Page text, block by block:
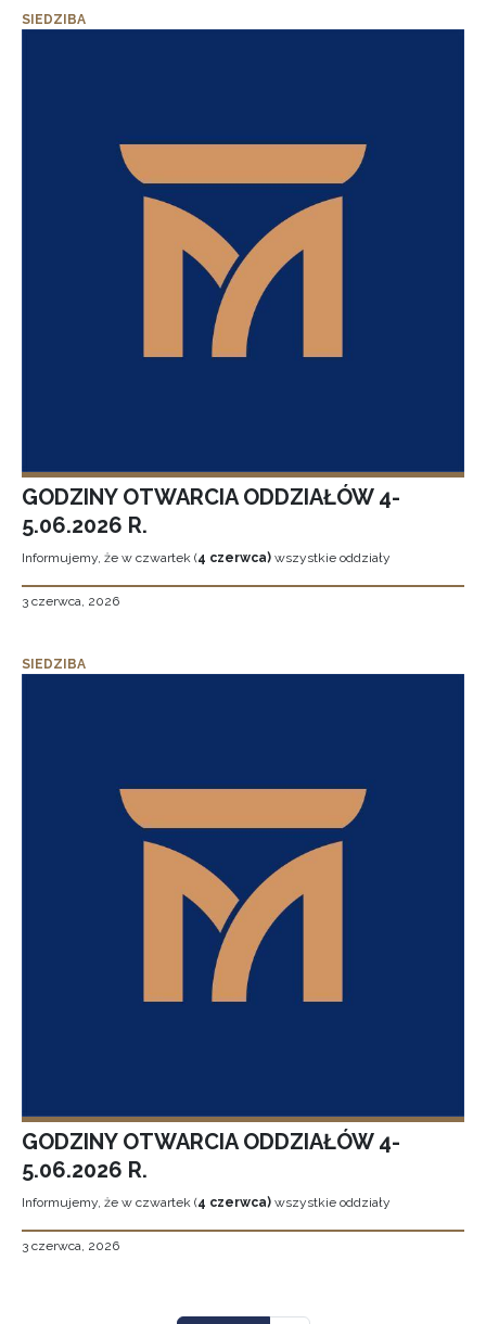
SIEDZIBA
GODZINY OTWARCIA ODDZIAŁÓW 4-
5.06.2026 R.
Informujemy, że w czwartek (4 czerwca) wszystkie oddziały
3 czerwca, 2026
SIEDZIBA
GODZINY OTWARCIA ODDZIAŁÓW 4-
5.06.2026 R.
Informujemy, że w czwartek (4 czerwca) wszystkie oddziały
3 czerwca, 2026